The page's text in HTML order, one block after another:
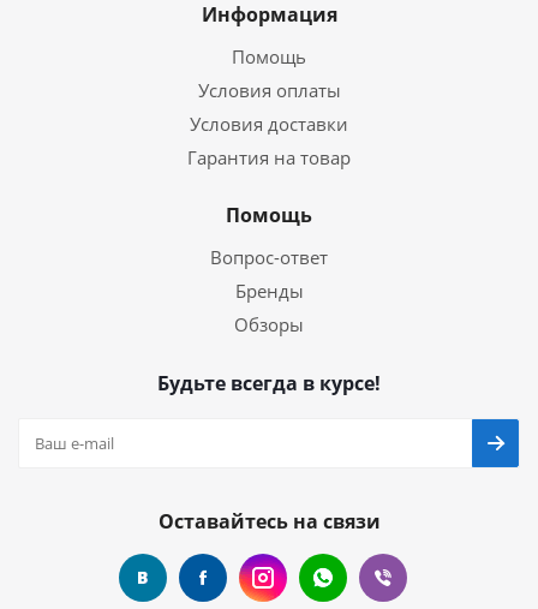
Информация
Помощь
Условия оплаты
Условия доставки
Гарантия на товар
Помощь
Вопрос-ответ
Бренды
Обзоры
Будьте всегда в курсе!
Оставайтесь на связи